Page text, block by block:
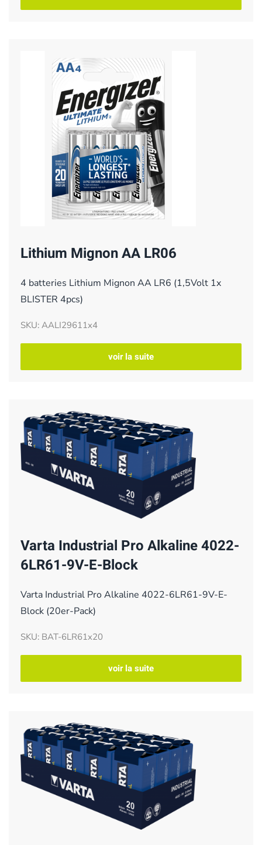
Lithium Mignon AA LR06
4 batteries Lithium Mignon AA LR6 (1,5Volt 1x
BLISTER 4pcs)
SKU: AALI29611x4
voir la suite
Varta Industrial Pro Alkaline 4022-
6LR61-9V-E-Block
Varta Industrial Pro Alkaline 4022-6LR61-9V-E-
Block (20er-Pack)
SKU: BAT-6LR61x20
voir la suite